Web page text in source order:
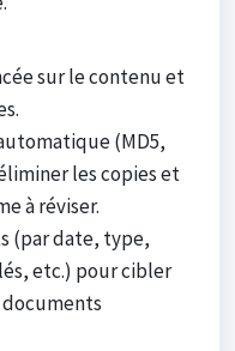
sur le contenu et
(MD5,
les copies et
à réviser.
(par date, type,
etc.) pour cibler